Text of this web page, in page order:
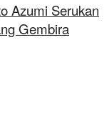
Azumi Serukan
Gembira